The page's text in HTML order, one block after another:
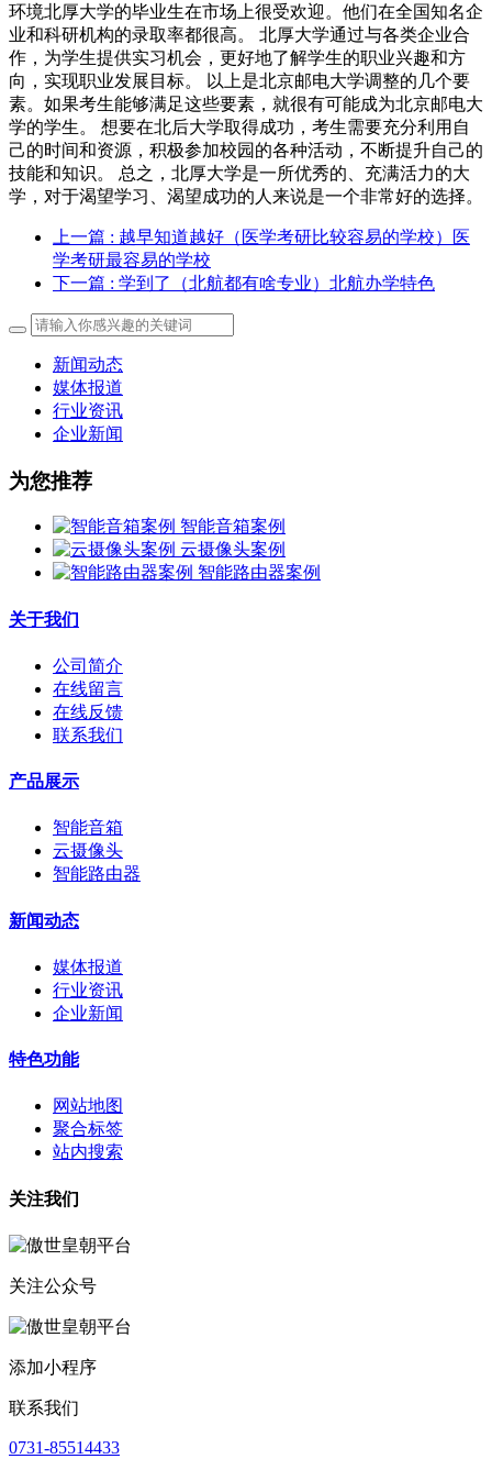
环境北厚大学的毕业生在市场上很受欢迎。他们在全国知名企
业和科研机构的录取率都很高。 北厚大学通过与各类企业合
作，为学生提供实习机会，更好地了解学生的职业兴趣和方
向，实现职业发展目标。 以上是北京邮电大学调整的几个要
素。如果考生能够满足这些要素，就很有可能成为北京邮电大
学的学生。 想要在北后大学取得成功，考生需要充分利用自
己的时间和资源，积极参加校园的各种活动，不断提升自己的
技能和知识。 总之，北厚大学是一所优秀的、充满活力的大
学，对于渴望学习、渴望成功的人来说是一个非常好的选择。
上一篇 : 越早知道越好（医学考研比较容易的学校）医
学考研最容易的学校
下一篇 : 学到了（北航都有啥专业）北航办学特色
新闻动态
媒体报道
行业资讯
企业新闻
为您推荐
智能音箱案例
云摄像头案例
智能路由器案例
关于我们
公司简介
在线留言
在线反馈
联系我们
产品展示
智能音箱
云摄像头
智能路由器
新闻动态
媒体报道
行业资讯
企业新闻
特色功能
网站地图
聚合标签
站内搜索
关注我们
关注公众号
添加小程序
联系我们
0731-85514433